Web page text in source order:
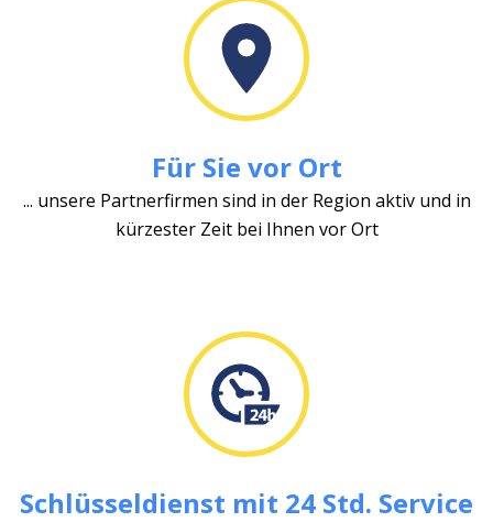
Für Sie vor Ort
... unsere Partnerfirmen sind in der Region aktiv und in
kürzester Zeit bei Ihnen vor Ort
Schlüsseldienst mit 24 Std. Service